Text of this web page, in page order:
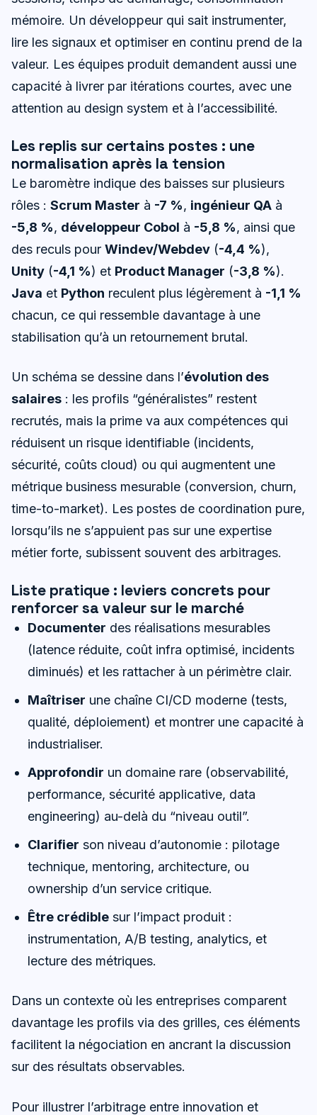
mémoire. Un développeur qui sait instrumenter,
lire les signaux et optimiser en continu prend de la
valeur. Les équipes produit demandent aussi une
capacité à livrer par itérations courtes, avec une
attention au design system et à l’accessibilité.
Les replis sur certains postes : une
normalisation après la tension
Le baromètre indique des baisses sur plusieurs
rôles : Scrum Master à -7 %, ingénieur QA à
-5,8 %, développeur Cobol à -5,8 %, ainsi que
des reculs pour Windev/Webdev (-4,4 %),
Unity (-4,1 %) et Product Manager (-3,8 %).
Java et Python reculent plus légèrement à -1,1 %
chacun, ce qui ressemble davantage à une
stabilisation qu’à un retournement brutal.
Un schéma se dessine dans l’évolution des
salaires : les profils “généralistes” restent
recrutés, mais la prime va aux compétences qui
réduisent un risque identifiable (incidents,
sécurité, coûts cloud) ou qui augmentent une
métrique business mesurable (conversion, churn,
time-to-market). Les postes de coordination pure,
lorsqu’ils ne s’appuient pas sur une expertise
métier forte, subissent souvent des arbitrages.
Liste pratique : leviers concrets pour
renforcer sa valeur sur le marché
Documenter des réalisations mesurables
(latence réduite, coût infra optimisé, incidents
diminués) et les rattacher à un périmètre clair.
Maîtriser une chaîne CI/CD moderne (tests,
qualité, déploiement) et montrer une capacité à
industrialiser.
Approfondir un domaine rare (observabilité,
performance, sécurité applicative, data
engineering) au-delà du “niveau outil”.
Clarifier son niveau d’autonomie : pilotage
technique, mentoring, architecture, ou
ownership d’un service critique.
Être crédible sur l’impact produit :
instrumentation, A/B testing, analytics, et
lecture des métriques.
Dans un contexte où les entreprises comparent
davantage les profils via des grilles, ces éléments
facilitent la négociation en ancrant la discussion
sur des résultats observables.
Pour illustrer l’arbitrage entre innovation et